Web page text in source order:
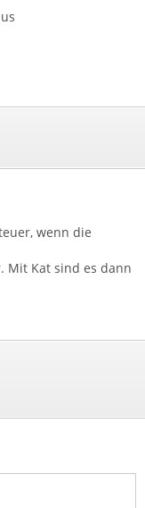
wenn die
Mit Kat sind es dann